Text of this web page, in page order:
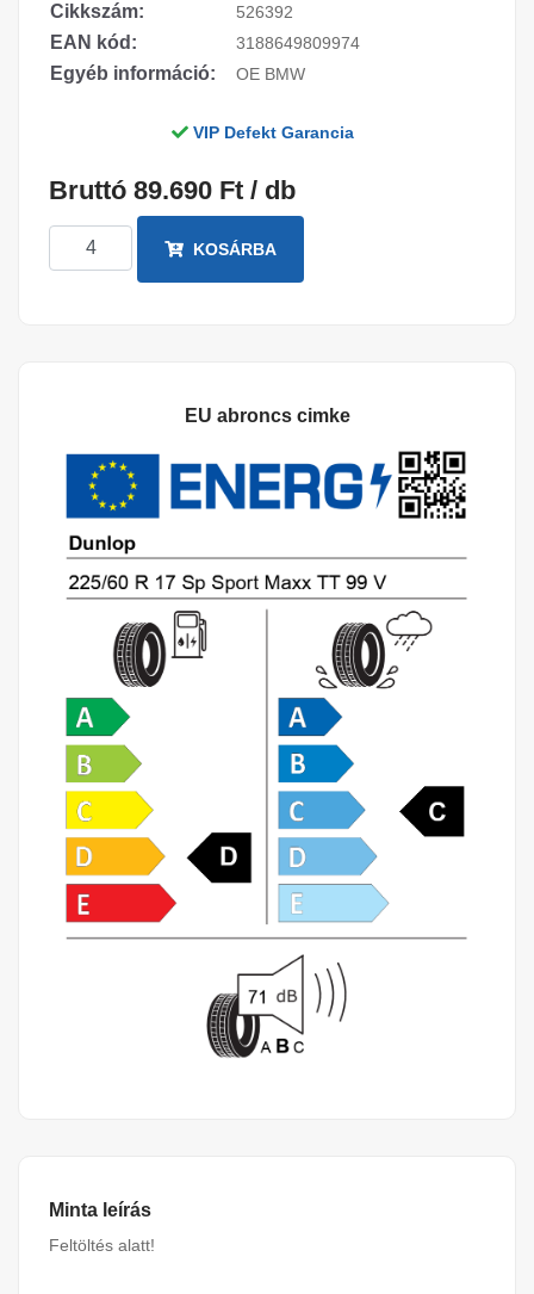
Cikkszám: 526392
EAN kód: 3188649809974
Egyéb információ: OE BMW
VIP Defekt Garancia
Bruttó 89.690 Ft / db
KOSÁRBA
EU abroncs cimke
Minta leírás
Feltöltés alatt!